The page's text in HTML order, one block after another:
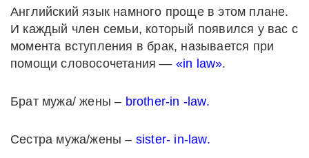
Английский язык намного проще в этом плане.
И каждый член семьи, который появился у вас с
момента вступления в брак, называется при
помощи словосочетания — «in law».
Брат мужа/ жены – brother-in -law.
Сестра мужа/жены – sister- in-law.